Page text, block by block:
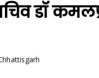
डॉ